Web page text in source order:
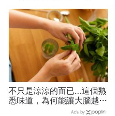
補家庭關係的最後拼圖
不只是涼涼的而已...這個熟
悉味道，為何能讓大腦越聞
越靈光？醫師：每天幾分
Ads by